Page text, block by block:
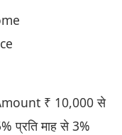
₹ 10,000 से
प्रति माह से 3%